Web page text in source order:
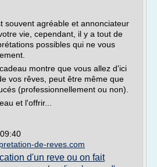
souvent agréable et annonciateur
vie, cependant, il y a tout de
possibles qui ne vous
montre que vous allez d'ici
vos rêves, peut être même que
(professionnellement ou non).
et l'offrir...
de-reves.com
d'un reve ou on fait